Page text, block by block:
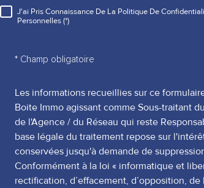
RÈGLEMENTATION
J'ai Pris Connaissance De La Politique De
Personnelles (*)
* Champ obligatoire
Les informations recueillies sur ce
Boite Immo agissant comme Sous-traitant
de l'Agence / du Réseau qui reste
base légale du traitement repose sur
conservées jusqu'à demande de
Conformément à la loi « informatique et
rectification, d’effacement, d’opposition,